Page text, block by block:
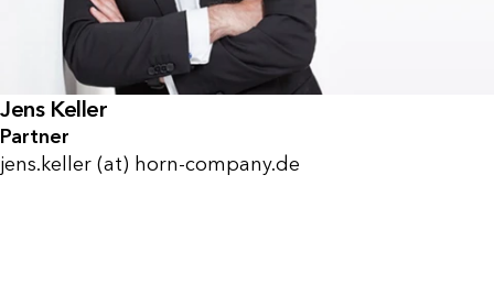
Jens Keller
Partner
jens.keller (at) horn-company.de